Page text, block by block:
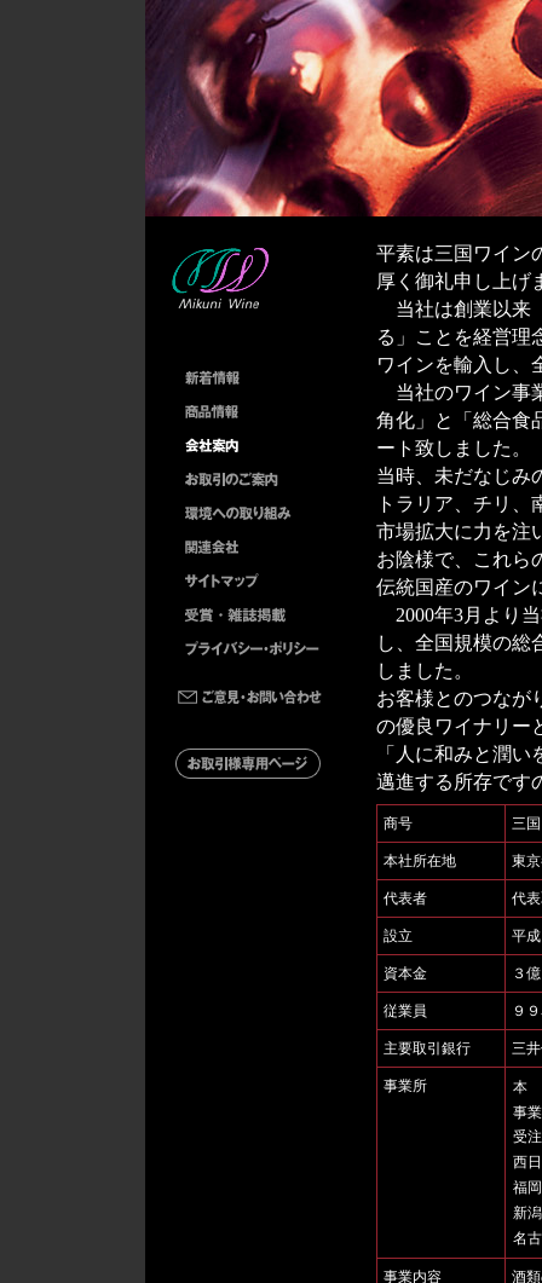
平素は三国ワイン
厚く御礼申し上げ
当社は創業以来
る」ことを経営理
ワインを輸入し、
当社のワイン事
角化」と「総合食
ート致しました。
当時、未だなじみ
トラリア、チリ
市場拡大に力を注
お陰様で、これら
伝統国産のワイン
2000年3月より
し、全国規模の総
しました。
お客様とのつなが
の優良ワイナリー
「人に和みと潤
邁進する所存です
商号 三
本社所在地 東
代表者 代
設立 平
資本金 ３
従業員 ９
主要取引銀行 三
事業所
本
事
受
西
福
新
名
事業内容 酒